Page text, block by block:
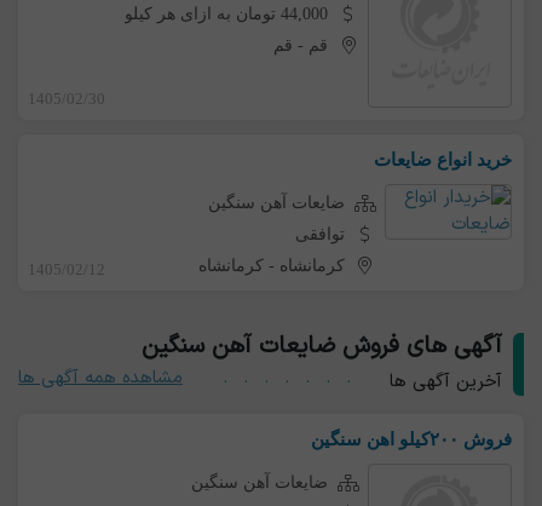
44,000 تومان به ازای هر کیلو
قم - قم
1405/02/30
خرید انواع ضایعات
ضایعات آهن سنگین
توافقی
کرمانشاه -کرمانشاه 1405/02/12
آگهی های فروش ضایعات آهن سنگین
آخرین آگهی ها مشاهده همه آگهی ها
فروش ۲۰۰کیلو اهن سنگین
ضایعات آهن سنگین